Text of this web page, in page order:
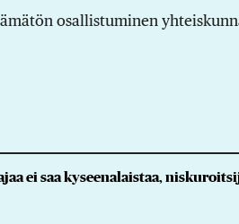
osallistuminen
ei saa kyseenalaistaa,